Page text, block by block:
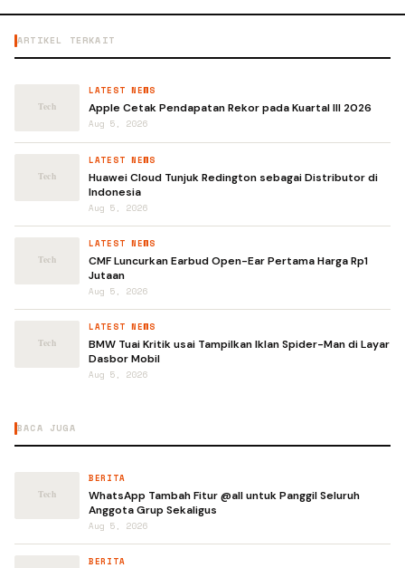
ARTIKEL TERKAIT
LATEST NEWS
Apple Cetak Pendapatan Rekor pada Kuartal III 2026
Aug 5, 2026
LATEST NEWS
Huawei Cloud Tunjuk Redington sebagai Distributor di
Indonesia
Aug 5, 2026
LATEST NEWS
CMF Luncurkan Earbud Open-Ear Pertama Harga Rp1
Jutaan
Aug 5, 2026
LATEST NEWS
BMW Tuai Kritik usai Tampilkan Iklan Spider-Man di Layar
Dasbor Mobil
Aug 5, 2026
BACA JUGA
BERITA
WhatsApp Tambah Fitur @all untuk Panggil Seluruh
Anggota Grup Sekaligus
Aug 5, 2026
BERITA